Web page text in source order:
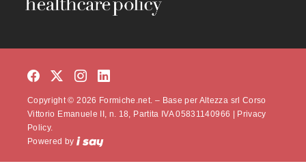
Copyright © 2026 Formiche.net. – Base per Altezza srl Corso
Vittorio Emanuele II, n. 18, Partita IVA 05831140966 | Privacy
Policy.
Powered by